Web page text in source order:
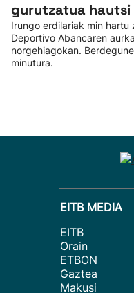
gurutzatua hautsi
Irungo erdilariak min hartu
Deportivo Abancaren
norgehiagokan.
minutura.
EITB MEDIA
EITB
Orain
ETBON
Gaztea
Makusi